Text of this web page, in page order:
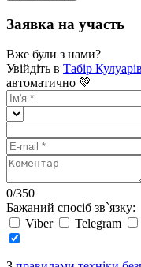
Заявка на участь
Вже були з нами?
Увійдіть в Табір
автоматично 💚
0/350
Бажаний спосіб зв`язку:
Viber
Telegram